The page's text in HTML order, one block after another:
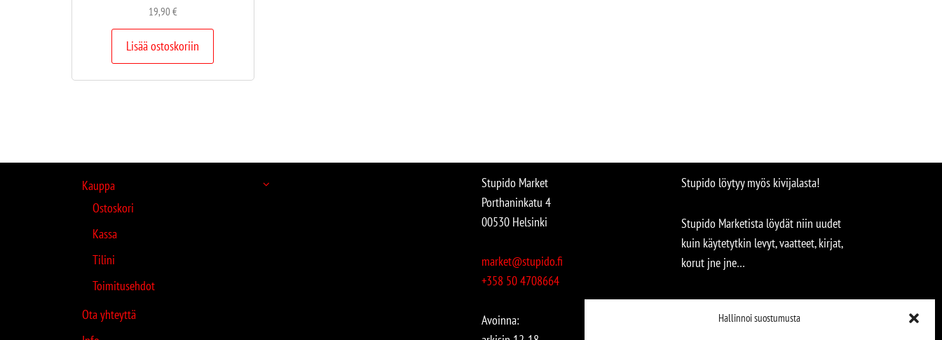
Hallinnoi suostumusta
19,90€
Lisää ostoskoriin
Kauppa
Ostoskori
Kassa
Tilini
Toimitusehdot
Ota yhteyttä
Stupido Market
Porthaninkatu 4
00530 Helsinki
market@stupido.fi
+358 50 4708664
Avoinna:
Stupido löytyy myös kivijalasta!
Stupido Marketista löydät niin uudet
kuin käytetytkin levyt, vaatteet, kirjat,
korut jne jne…